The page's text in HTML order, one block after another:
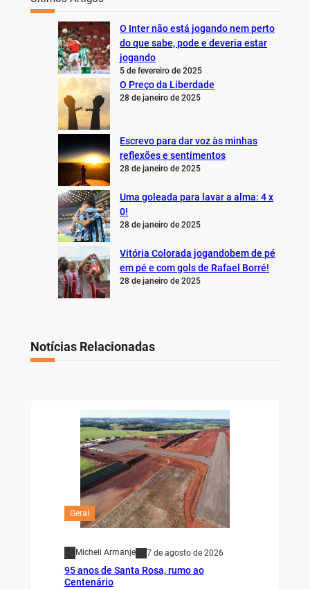
O Inter não está jogando nem perto
do que sabe, pode e deveria estar
jogando
5 de fevereiro de 2025
O Preço da Liberdade
28 de janeiro de 2025
Escrevo para dar voz às minhas
reflexões e sentimentos
28 de janeiro de 2025
Uma goleada para lavar a alma: 4 x
0!
28 de janeiro de 2025
Vitória Colorada jogandobem de pé
em pé e com gols de Rafael Borré!
28 de janeiro de 2025
Notícias Relacionadas
Geral
Micheli Armanje 7 de agosto de 2026
95 anos de Santa Rosa, rumo ao
Centenário